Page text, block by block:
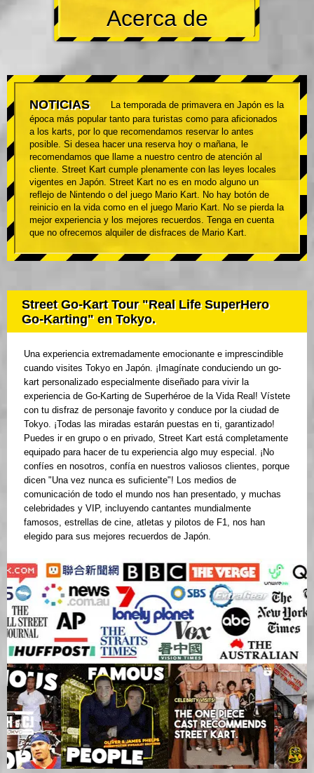
Acerca de
NOTICIAS
La temporada de primavera en Japón es la
época más popular tanto para turistas como para aficionados
a los karts, por lo que recomendamos reservar lo antes
posible. Si desea hacer una reserva hoy o mañana, le
recomendamos que llame a nuestro centro de atención al
cliente. Street Kart cumple plenamente con las leyes locales
vigentes en Japón. Street Kart no es en modo alguno un
reflejo de Nintendo o del juego Mario Kart. No hay botón de
reinicio en la vida como en el juego Mario Kart. No se pierda la
mejor experiencia y los mejores recuerdos. Tenga en cuenta
que no ofrecemos alquiler de disfraces de Mario Kart.
Street Go-Kart Tour "Real Life SuperHero
Go-Karting" en Tokyo.
Una experiencia extremadamente emocionante e imprescindible
cuando visites Tokyo en Japón. ¡Imagínate conduciendo un go-
kart personalizado especialmente diseñado para vivir la
experiencia de Go-Karting de Superhéroe de la Vida Real! Vístete
con tu disfraz de personaje favorito y conduce por la ciudad de
Tokyo. ¡Todas las miradas estarán puestas en ti, garantizado!
Puedes ir en grupo o en privado, Street Kart está completamente
equipado para hacer de tu experiencia algo muy especial. ¡No
confíes en nosotros, confía en nuestros valiosos clientes, porque
dicen "Una vez nunca es suficiente"! Los medios de
comunicación de todo el mundo nos han presentado, y muchas
celebridades y VIP, incluyendo cantantes mundialmente
famosos, estrellas de cine, atletas y pilotos de F1, nos han
elegido para sus mejores recuerdos de Japón.